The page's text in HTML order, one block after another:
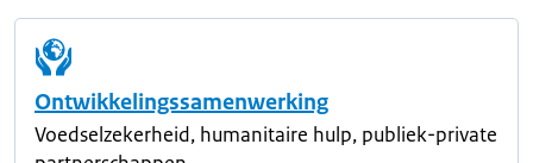
Ontwikkelingssamenwerking
Voedselzekerheid, humanitaire hulp, publiek-private